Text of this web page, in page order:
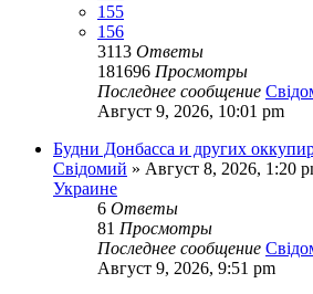
155
156
3113 Ответы
181696 Просмотры
Последнее сообщение
Август 9, 2026, 10:01 pm
Будни Донбасса и других
Свідомий » Август 8, 2026, 1:20
Украине
6 Ответы
81 Просмотры
Последнее сообщение
Август 9, 2026, 9:51 pm